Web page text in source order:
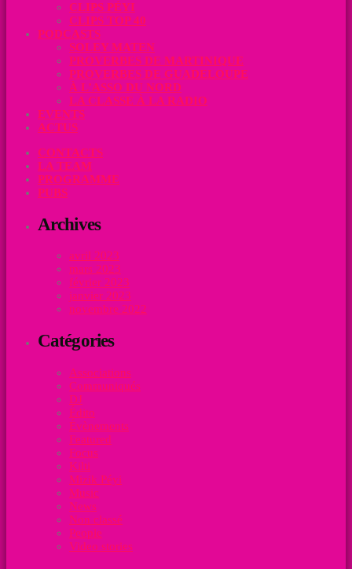
CLIPS PÉYI
CLIPS TOP 40
PODCASTS
SOLEY MATEN
PROVERBES DE MARTINIQUE
PROVERBES DE GUADELOUPE
À L’ASSO DU NORD
LA CLASSE À LA RADIO
EVENTS
ACTUS
CONTACTS
LA TEAM
PROGRAMME
PUBS
Archives
avril 2023
mars 2023
février 2023
janvier 2023
novembre 2022
Catégories
Associations
Communiqués
DJ
Édito
Évènements
Featured
Focus
Kilti
Mizik Péyi
Music
News
Non classé
People
Video stories